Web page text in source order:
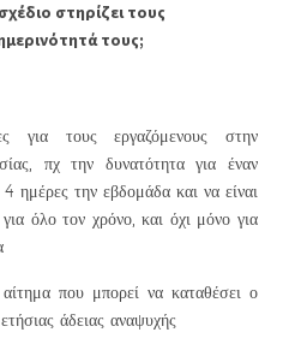
στηρίζει τους
τους;
για τους εργαζόμενους στην
πχ την δυνατότητα για έναν
ημέρες την εβδομάδα και να είναι
όλο τον χρόνο, και όχι μόνο για
που μπορεί να καταθέσει ο
άδειας αναψυχής